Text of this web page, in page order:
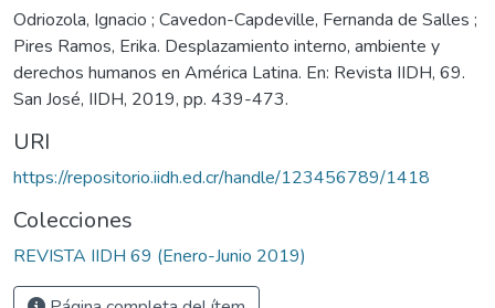
Odriozola, Ignacio ; Cavedon-Capdeville, Fernanda de Salles ;
Pires Ramos, Erika. Desplazamiento interno, ambiente y
derechos humanos en América Latina. En: Revista IIDH, 69.
San José, IIDH, 2019, pp. 439-473.
URI
https://repositorio.iidh.ed.cr/handle/123456789/1418
Colecciones
REVISTA IIDH 69 (Enero-Junio 2019)